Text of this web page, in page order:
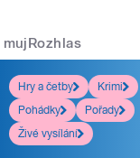
mujRozhlas
Hry a četby
Krimi
Pohádky
Pořady
Živé vysílání